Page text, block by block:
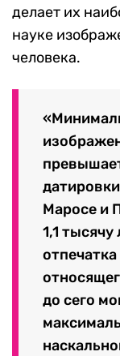
делает их
науке
человека.
Маросе и
1,1
до сего